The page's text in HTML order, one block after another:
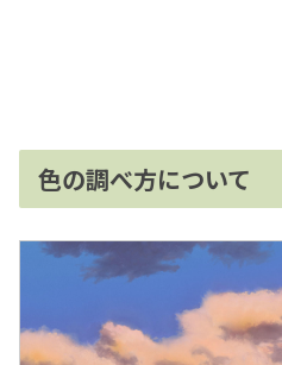
色の調べ方について